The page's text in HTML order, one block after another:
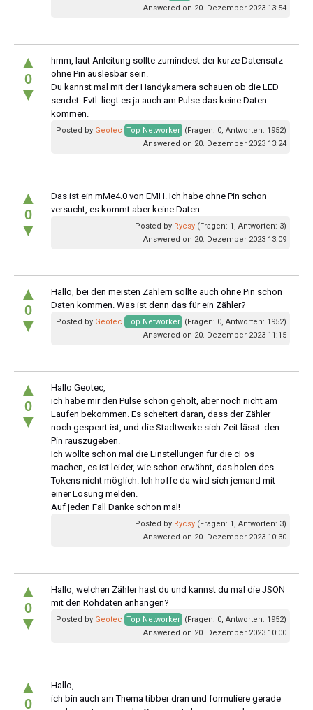
Answered on 20. Dezember 2023 13:54
▲
0
▼
hmm, laut Anleitung sollte zumindest der kurze Datensatz
ohne Pin auslesbar sein.
Du kannst mal mit der Handykamera schauen ob die LED
sendet. Evtl. liegt es ja auch am Pulse das keine Daten
kommen.
Posted by Geotec Top Networker (Fragen: 0, Antworten: 1952)
Answered on 20. Dezember 2023 13:24
▲
0
▼
Das ist ein mMe4.0 von EMH. Ich habe ohne Pin schon
versucht, es kommt aber keine Daten.
Posted by Rycsy (Fragen: 1, Antworten: 3)
Answered on 20. Dezember 2023 13:09
▲
0
▼
Hallo, bei den meisten Zählern sollte auch ohne Pin schon
Daten kommen. Was ist denn das für ein Zähler?
Posted by Geotec Top Networker (Fragen: 0, Antworten: 1952)
Answered on 20. Dezember 2023 11:15
▲
0
▼
Hallo Geotec,
ich habe mir den Pulse schon geholt, aber noch nicht am
Laufen bekommen. Es scheitert daran, dass der Zähler
noch gesperrt ist, und die Stadtwerke sich Zeit lässt den
Pin rauszugeben.
Ich wollte schon mal die Einstellungen für die cFos
machen, es ist leider, wie schon erwähnt, das holen des
Tokens nicht möglich. Ich hoffe da wird sich jemand mit
einer Lösung melden.
Auf jeden Fall Danke schon mal!
Posted by Rycsy (Fragen: 1, Antworten: 3)
Answered on 20. Dezember 2023 10:30
▲
0
▼
Hallo, welchen Zähler hast du und kannst du mal die JSON
mit den Rohdaten anhängen?
Posted by Geotec Top Networker (Fragen: 0, Antworten: 1952)
Answered on 20. Dezember 2023 10:00
▲
0
Hallo,
ich bin auch am Thema tibber dran und formuliere gerade